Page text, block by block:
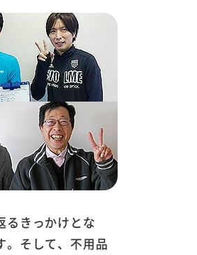
るきっかけとな
。そして、不用品